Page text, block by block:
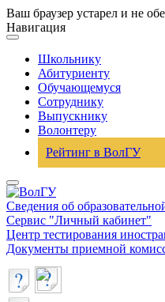
Ваш браузер устарел и не
Навигация
Школьнику
Абитуриенту
Обучающемуся
Сотруднику
Выпускнику
Волонтеру
Рейтинг в ВолГУ
Сведения об
Сервис "Личный кабинет"
Центр тестирования
Документы приемной